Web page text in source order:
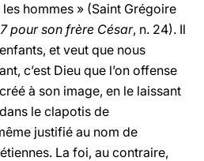
hommes » (Saint Grégoire
pour son frère César, n. 24). Il
et veut que nous
c’est Dieu que l’on offense
à son image, en le laissant
le clapotis de
justifié au nom de
La foi, au contraire,